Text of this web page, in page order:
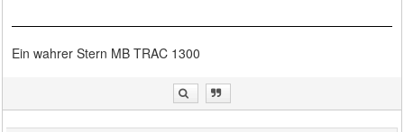
Ein wahrer Stern MB TRAC 1300